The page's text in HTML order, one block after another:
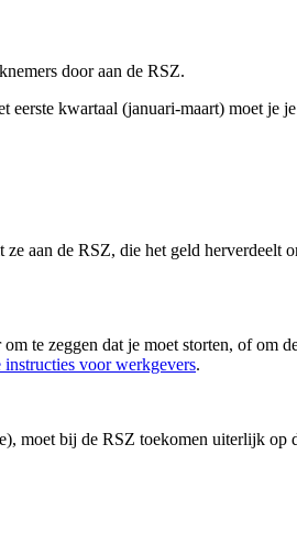
door aan de RSZ.
eerste kwartaal (januari-maart) moet je
aan de RSZ, die het geld herverdeelt
te zeggen dat je moet storten, of om
voor werkgevers.
moet bij de RSZ toekomen uiterlijk op